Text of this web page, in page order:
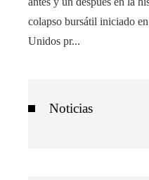
colapso bursátil iniciado
Unidos pr...
Noticias